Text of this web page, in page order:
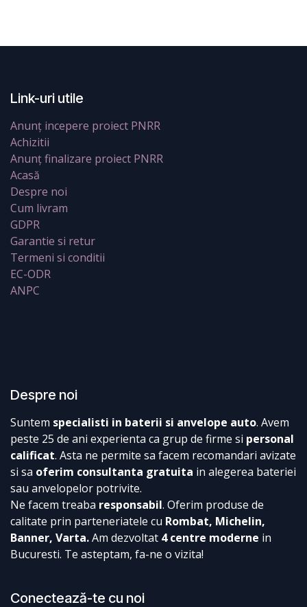
Link-uri utile
Anunț incepere proiect PNRR
Achizitii
Anunț finalizare proiect PNRR
Acasă
Despre noi
Cum livram
GDPR
Garantie si retur
Termeni si conditii
EC-ODR
ANPC
Despre noi
Suntem specialisti in baterii si anvelope auto. Avem
peste 25 de ani experienta ca grup de firme si personal
calificat. Asta ne permite sa facem recomandari avizate
si sa oferim consultanta gratuita in alegerea bateriei
sau anvelopelor potrivite.
Ne facem treaba responsabil. Oferim produse de
calitate prin parteneriatele cu Rombat, Michelin,
Banner, Varta.Am dezvoltat 4 centre moderne in
Bucuresti. Te asteptam, fa-ne o vizita!
Conectează-te cu noi